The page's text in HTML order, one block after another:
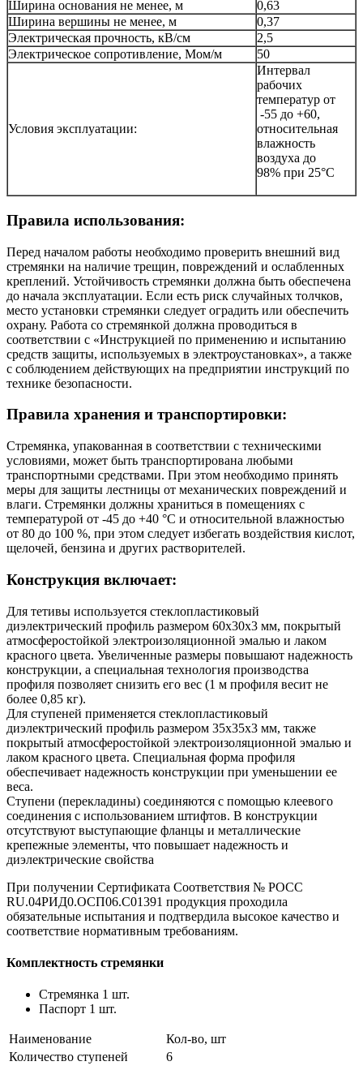
Ширина основания не менее, м
0,63
Ширина вершины не менее, м
0,37
Электрическая прочность, кВ/см
2,5
Электрическое сопротивление, Мом/м
50
Условия эксплуатации:
Интервал
рабочих
температур от
-55 до +60,
относительная
влажность
воздуха до
98% при 25°С
Правила использования:
Перед началом работы необходимо проверить внешний вид
стремянки на наличие трещин, повреждений и ослабленных
креплений. Устойчивость стремянки должна быть обеспечена
до начала эксплуатации. Если есть риск случайных толчков,
место установки стремянки следует оградить или обеспечить
охрану. Работа со стремянкой должна проводиться в
соответствии с «Инструкцией по применению и испытанию
средств защиты, используемых в электроустановках», а также
с соблюдением действующих на предприятии инструкций по
технике безопасности.
Правила хранения и транспортировки:
Стремянка, упакованная в соответствии с техническими
условиями, может быть транспортирована любыми
транспортными средствами. При этом необходимо принять
меры для защиты лестницы от механических повреждений и
влаги. Стремянки должны храниться в помещениях с
температурой от -45 до +40 °C и относительной влажностью
от 80 до 100 %, при этом следует избегать воздействия кислот,
щелочей, бензина и других растворителей.
Конструкция включает:
Для тетивы используется стеклопластиковый
диэлектрический профиль размером 60х30х3 мм, покрытый
атмосферостойкой электроизоляционной эмалью и лаком
красного цвета. Увеличенные размеры повышают надежность
конструкции, а специальная технология производства
профиля позволяет снизить его вес (1 м профиля весит не
более 0,85 кг).
Для ступеней применяется стеклопластиковый
диэлектрический профиль размером 35х35х3 мм, также
покрытый атмосферостойкой электроизоляционной эмалью и
лаком красного цвета. Специальная форма профиля
обеспечивает надежность конструкции при уменьшении ее
веса.
Ступени (перекладины) соединяются с помощью клеевого
соединения с использованием штифтов. В конструкции
отсутствуют выступающие фланцы и металлические
крепежные элементы, что повышает надежность и
диэлектрические свойства
При получении Сертификата Соответствия № РОСС
RU.04РИД0.ОСП06.С01391 продукция проходила
обязательные испытания и подтвердила высокое качество и
соответствие нормативным требованиям.
Комплектность стремянки
Стремянка 1 шт.
Паспорт 1 шт.
Наименование
Кол-во, шт
Количество ступеней
6